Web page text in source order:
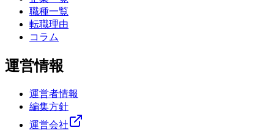
職種一覧
転職理由
コラム
運営情報
運営者情報
編集方針
運営会社